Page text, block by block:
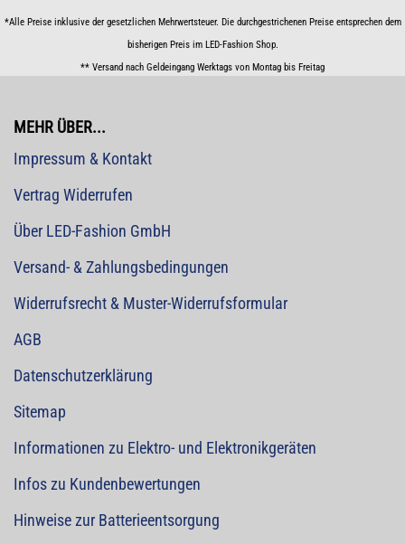
*Alle Preise inklusive der gesetzlichen Mehrwertsteuer. Die durchgestrichenen Preise entsprechen dem
bisherigen Preis im LED-Fashion Shop.
** Versand nach Geldeingang Werktags von Montag bis Freitag
MEHR ÜBER...
Impressum & Kontakt
Vertrag Widerrufen
Über LED-Fashion GmbH
Versand- & Zahlungsbedingungen
Widerrufsrecht & Muster-Widerrufsformular
AGB
Datenschutzerklärung
Sitemap
Informationen zu Elektro- und Elektronikgeräten
Infos zu Kundenbewertungen
Hinweise zur Batterieentsorgung